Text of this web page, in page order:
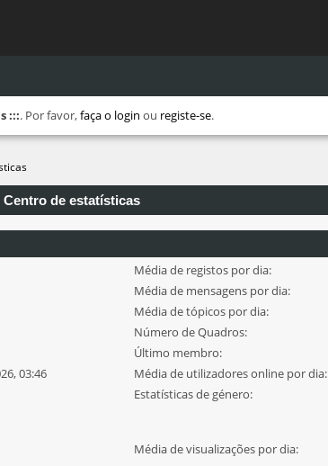
:::. Por favor,faça o login ou registe-se.
de estatísticas
03:46
Média de registos por dia:
Média de mensagens por dia:
Média de tópicos por dia:
Número de Quadros:
Último membro:
Média de utilizadores online por dia:
Estatísticas de género:
Média de visualizações por dia: